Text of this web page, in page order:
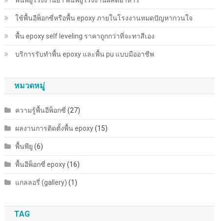
ใช้พื้นอีพ็อกซี่หรือพื้น epoxy ภายในโรงงานหมดปัญหากวนใจ
พื้น epoxy self leveling ราคาถูกกว่าที่จะทาสีเอง
บริการรับทำพื้น epoxy และพื้น pu แบบมืออาชีพ
หมวดหมู่
ความรู้พื้นอีพ็อกซี่ (27)
ผลงานการติดตั้งพื้น epoxy(15)
พื้นพียู (6)
พื้นอีพ็อกซี่ epoxy(16)
แกลลอรี่ (gallery) (1)
TAG